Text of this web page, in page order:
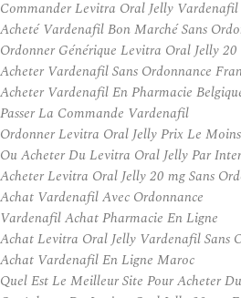
Commander Levitra Oral Jelly
Acheté Vardenafil Bon Marché Sans
Ordonner Générique Levitra Oral Jelly
Acheter Vardenafil Sans Ordonnance
Acheter Vardenafil En Pharmacie
Passer La Commande Vardenafil
Ordonner Levitra Oral Jelly Prix Le
Ou Acheter Du Levitra Oral Jelly Par
Acheter Levitra Oral Jelly 20 mg Sans
Achat Vardenafil Avec Ordonnance
Vardenafil Achat Pharmacie En Ligne
Achat Levitra Oral Jelly Vardenafil Sans
Achat Vardenafil En Ligne Maroc
Quel Est Le Meilleur Site Pour Acheter